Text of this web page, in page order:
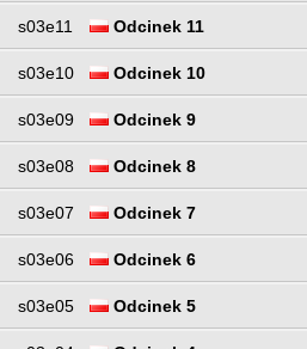
s03e11 Odcinek 11
s03e10 Odcinek 10
s03e09 Odcinek 9
s03e08 Odcinek 8
s03e07 Odcinek 7
s03e06 Odcinek 6
s03e05 Odcinek 5